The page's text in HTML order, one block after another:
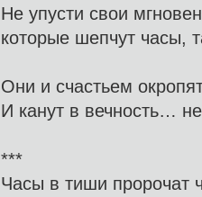
Не упусти свои
которые шепчут часы,
Они и
И канут в вечность…
***
Часы в тиши